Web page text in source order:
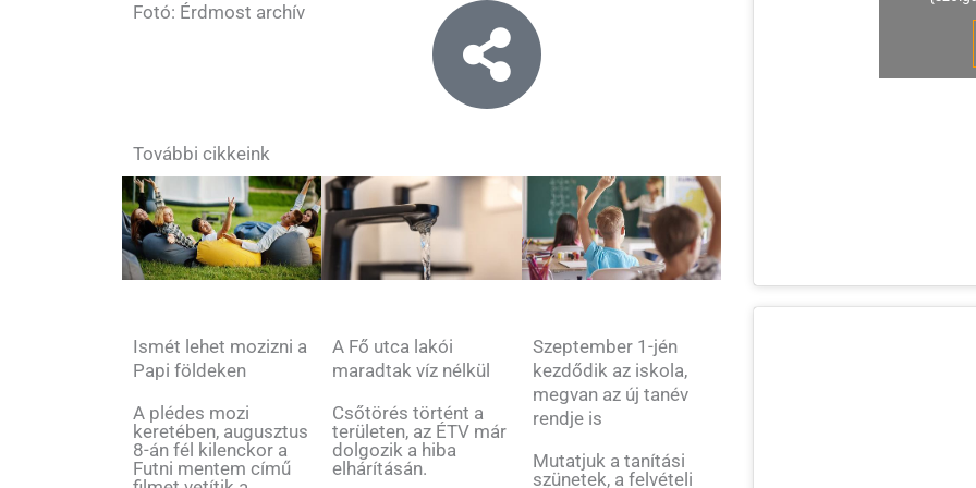
Fotó: Érdmost archív
További cikkeink
Ismét lehet mozizni a
Papi földeken
A plédes mozi
keretében, augusztus
8-án fél kilenckor a
Futni mentem című
A Fő utca lakói
maradtak víz nélkül
Csőtörés történt a
területen, az ÉTV már
dolgozik a hiba
elhárításán.
Szeptember 1-jén
kezdődik az iskola,
megvan az új tanév
rendje is
Mutatjuk a tanítási
szünetek, a felvételi